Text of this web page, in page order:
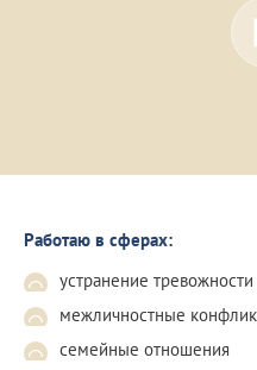
Работаю в сферах:
устранение
межличностные
семейные отношения